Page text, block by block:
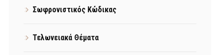
Σωφρονιστικός Κώδικας
Τελωνειακά Θέματα